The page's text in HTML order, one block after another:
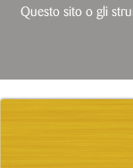
Questo sito o gli